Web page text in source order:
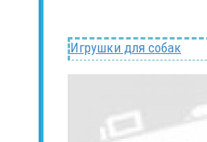
Игрушки для собак